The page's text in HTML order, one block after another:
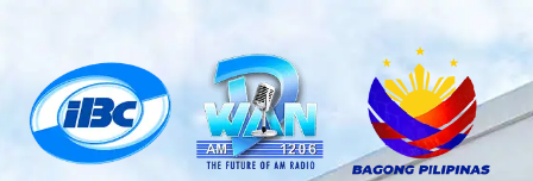
content